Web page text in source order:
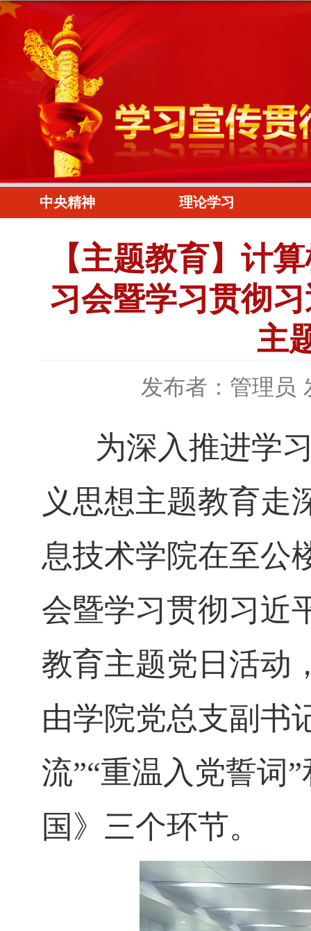
中央精神 理论学习
【主题教育】计
习会暨学习贯彻
主
发布者：管理员
为深入推进学习
义思想主题教育走
息技术学院在至公
会暨学习贯彻习近
教育主题党日活动
由学院党总支副书
流”“重温入党誓词
国》三个环节。